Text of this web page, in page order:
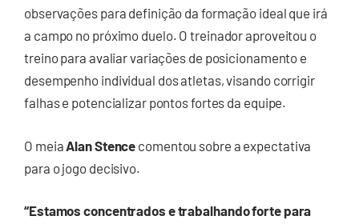
observações para definição da formação ideal que irá
a campo no próximo duelo. O treinador aproveitou o
treino para avaliar variações de posicionamento e
desempenho individual dos atletas, visando corrigir
falhas e potencializar pontos fortes da equipe.
O meia Alan Stence comentou sobre a expectativa
para o jogo decisivo.
“Estamos concentrados e trabalhando forte para